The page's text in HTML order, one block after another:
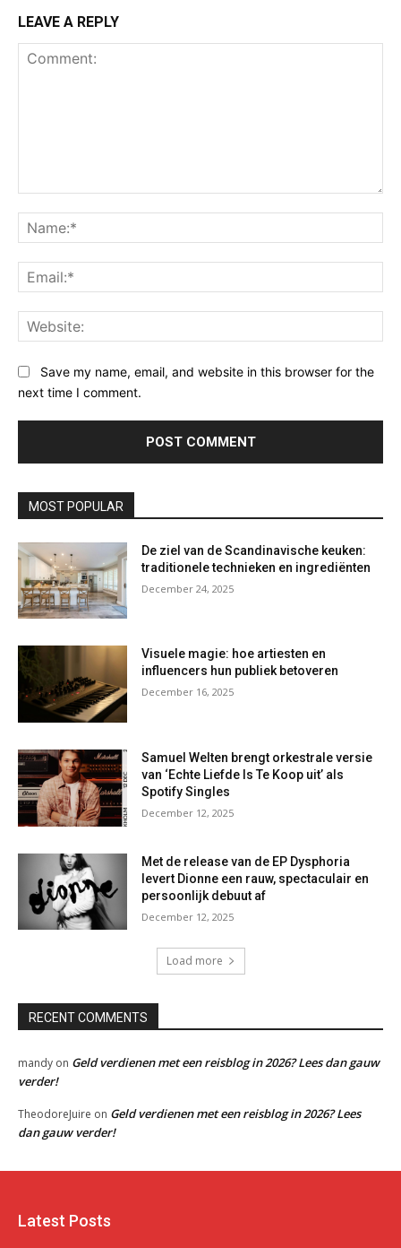
LEAVE A REPLY
Save my name, email, and website in this browser for the
next time I comment.
MOST POPULAR
De ziel van de Scandinavische keuken:
traditionele technieken en ingrediënten
December 24, 2025
Visuele magie: hoe artiesten en
influencers hun publiek betoveren
December 16, 2025
Samuel Welten brengt orkestrale versie
van ‘Echte Liefde Is Te Koop uit’ als
Spotify Singles
December 12, 2025
Met de release van de EP Dysphoria
levert Dionne een rauw, spectaculair en
persoonlijk debuut af
December 12, 2025
Load more
RECENT COMMENTS
mandy on Geld verdienen met een reisblog in 2026? Lees dan gauw
verder!
TheodoreJuire on Geld verdienen met een reisblog in 2026? Lees
dan gauw verder!
Latest Posts